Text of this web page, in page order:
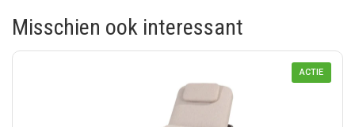
Misschien ook interessant
ACTIE